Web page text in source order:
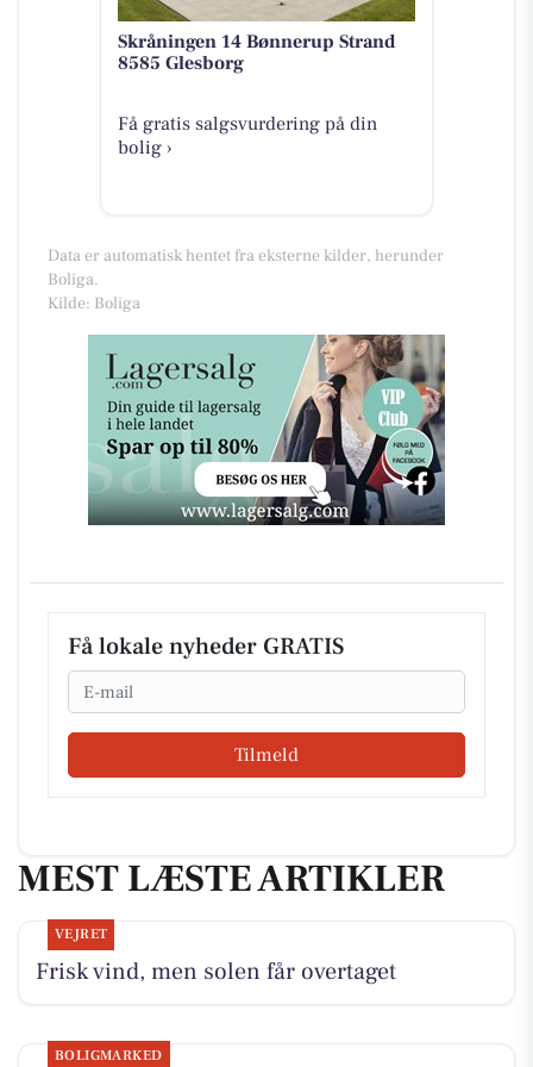
Skråningen 14 Bønnerup Strand
8585 Glesborg
Få gratis salgsvurdering på din
bolig ›
Data er automatisk hentet fra eksterne kilder, herunder
Boliga.
Kilde: Boliga
Få lokale nyheder GRATIS
Email
Tilmeld
MEST LÆSTE ARTIKLER
VEJRET
Frisk vind, men solen får overtaget
BOLIGMARKED